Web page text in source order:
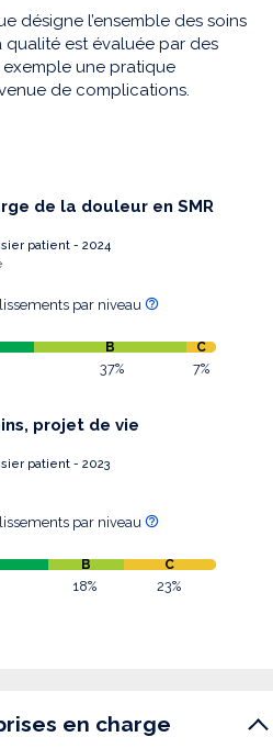
désigne l’ensemble des soins
qualité est évaluée par des
une pratique
de complications.
de la douleur en SMR
patient - 2024
par niveau
B C
37% 7%
projet de vie
patient - 2023
par niveau
B C
18% 23%
en charge